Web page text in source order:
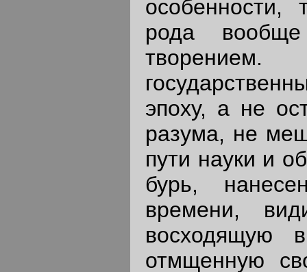
особенности,
рода
эпоху, а не
разума, не
пути науки и
бурь,
времени,
восходящую
отмщенную